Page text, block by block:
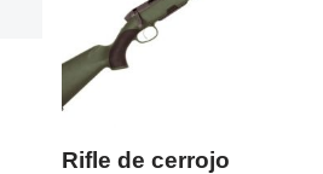
Rifle de cerrojo